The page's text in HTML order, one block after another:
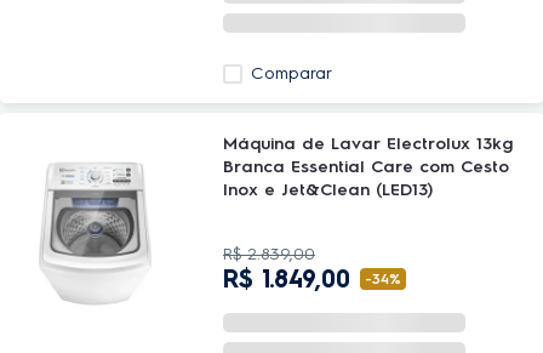
Comparar
Máquina de Lavar Electrolux 13kg
Branca Essential Care com Cesto
Inox e Jet&Clean (LED13)
R$ 2.839,00
R$ 1.849,00 -34%